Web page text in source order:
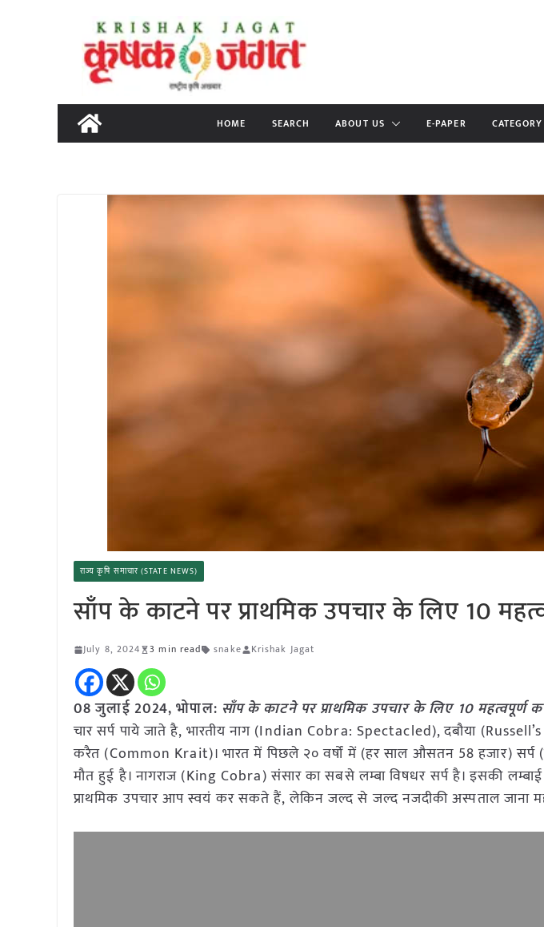
content
HOME SEARCH ABOUT US E-PAPER CATEGORY
राज्य कृषि समाचार (STATE NEWS)
साँप के काटने पर प्राथमिक उपचार के लिए 10
July 8, 2024 3 min read snake Krishak Jagat
08 जुलाई 2024, भोपाल: साँप के काटने पर प्राथमिक उपचार के लिए 10
चार सर्प पाये जाते है, भारतीय नाग (Indian Cobra: Spectacled), दबौया
करैत (Common Krait)। भारत में पिछले २० वर्षों में (हर साल औसतन 58 हजार)
मौत हुई है। नागराज (King Cobra) संसार का सबसे लम्बा विषधर सर्प है। इसकी
प्राथमिक उपचार आप स्वयं कर सकते हैं, लेकिन जल्द से जल्द नजदीकी अस्पताल जाना